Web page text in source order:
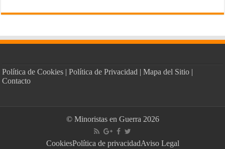
Política de Cookies |Política de Privacidad |Mapa del Sitio |
Contacto
© Minoristas en Guerra 2026
CookiesPolítica de privacidadAviso Legal